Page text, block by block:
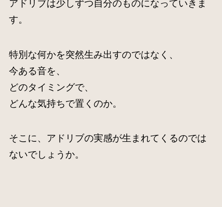
アドリブは少しずつ自分のものになっていきま
す。
特別な何かを突然生み出すのではなく、
今ある音を、
どのタイミングで、
どんな気持ちで置くのか。
そこに、アドリブの実感が生まれてくるのでは
ないでしょうか。